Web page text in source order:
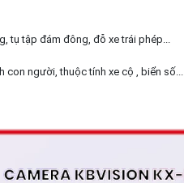
tụ tập đám đông, đỗ xe trái phép...
con người, thuộc tính xe cộ , biển số...